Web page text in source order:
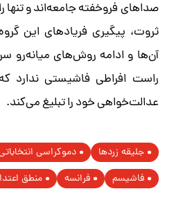
صداهای فروخفته جامعه‌اند و تنها
ثروت، پیگیری فریادهای این
آن‌ها و ادامه روش‌های میانه‌رو
راست افراطی فاشیستی ندارد
عدالت‌خواهی خود را تبلیغ می‌کند.
جلیقه زردها دموکراسی
فاشیسم
فرانسه منطق